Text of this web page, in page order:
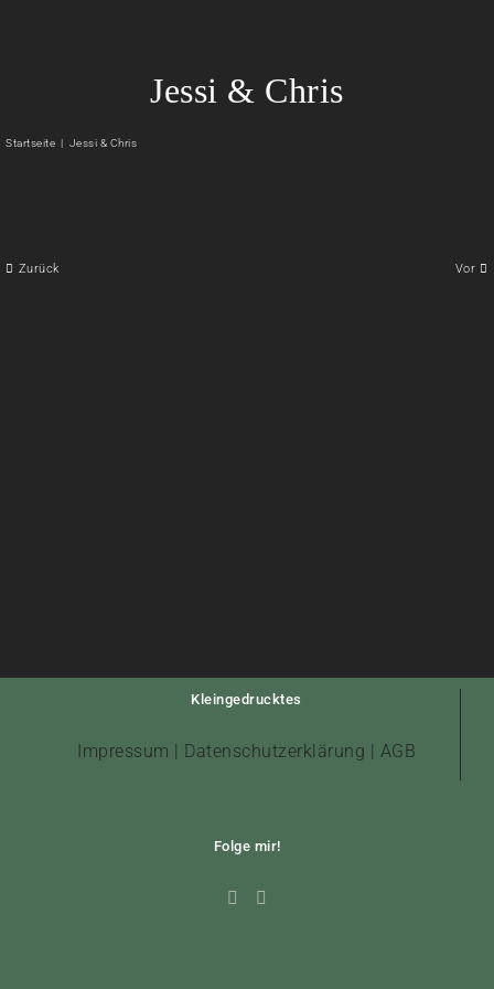
Jessi & Chris
Startseite Jessi & Chris
Zurück Vor
Kleingedrucktes
Impressum | Datenschutzerklärung | AGB
Folge mir!